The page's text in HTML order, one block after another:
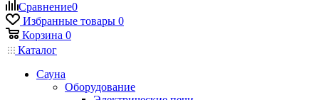
Сравнение0
Избранные товары 0
Корзина 0
Каталог
Сауна
Оборудование